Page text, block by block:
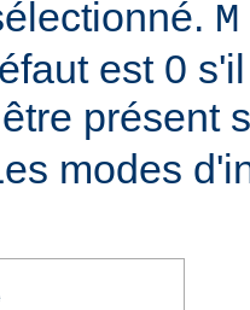
M
est 0
présent
modes